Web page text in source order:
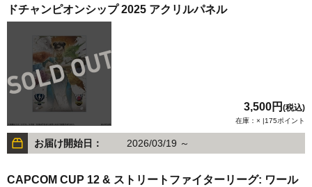
ドチャンピオンシップ 2025 アクリルパネル
3,500円 (税込)
在庫：× |175ポイント
お届け開始日： 2026/03/19 ～
CAPCOM CUP 12 & ストリートファイターリーグ: ワール